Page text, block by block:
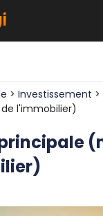
> Investissement
l'immobilier)